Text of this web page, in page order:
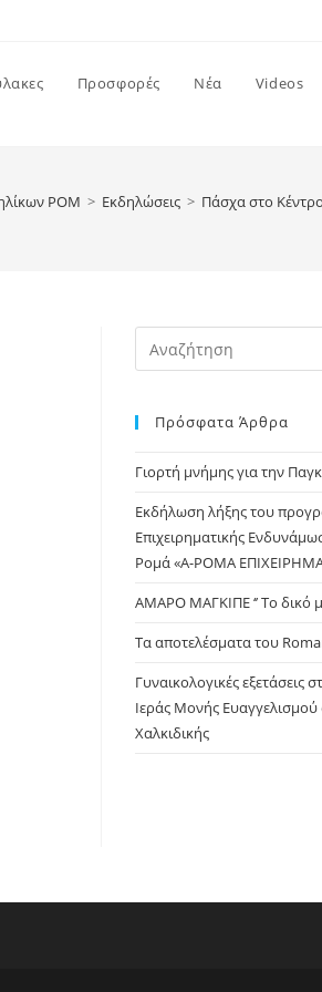
Προσφορές Νέα Videos
ΡΟΜ > Εκδηλώσεις > Πάσχα στο
Πρόσφατα Άρθρα
Γιορτή μνήμης για την
Εκδήλωση λήξης του
Επιχειρηματικής
Ρομά «Α-ΡΟΜΑ
ΑΜΑΡΟ ΜΑΓΚΙΠΕ ‘’ Το δικό
Τα αποτελέσματα του
Γυναικολογικές εξετάσεις
Ιεράς Μονής
Χαλκιδικής